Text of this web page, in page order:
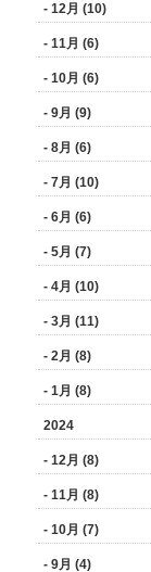
- 12月 (10)
- 11月 (6)
- 10月 (6)
- 9月 (9)
- 8月 (6)
- 7月 (10)
- 6月 (6)
- 5月 (7)
- 4月 (10)
- 3月 (11)
- 2月 (8)
- 1月 (8)
2024
- 12月 (8)
- 11月 (8)
- 10月 (7)
- 9月 (4)